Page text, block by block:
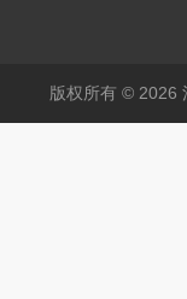
版权所有 © 2026